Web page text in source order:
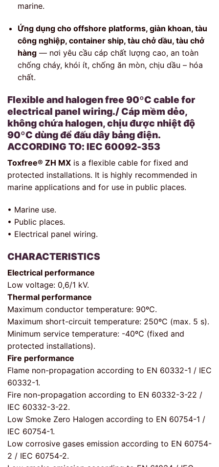
marine.
Ứng dụng cho offshore platforms, giàn khoan, tàu
công nghiệp, container ship, tàu chở dầu, tàu chở
hàng— nơi yêu cầu cáp chất lượng cao, an toàn
chống cháy, khói ít, chống ăn mòn, chịu dầu – hóa
chất.
Flexible and halogen free 90ºC cable for
electrical panel wiring./ Cáp mềm dẻo,
không chứa halogen, chịu được nhiệt độ
90ºC dùng để đấu dây bảng điện.
ACCORDING TO: IEC 60092-353
Toxfree® ZH MX is a flexible cable for fixed and
protected installations. It is highly recommended in
marine applications and for use in public places.
• Marine use.
• Public places.
• Electrical panel wiring.
CHARACTERISTICS
Electrical performance
Low voltage: 0,6/1 kV.
Thermal performance
Maximum conductor temperature: 90ºC.
Maximum short-circuit temperature: 250ºC (max. 5 s).
Minimum service temperature: -40ºC (fixed and
protected installations).
Fire performance
Flame non-propagation according to EN 60332-1 / IEC
60332-1.
Fire non-propagation according to EN 60332-3-22 /
IEC 60332-3-22.
Low Smoke Zero Halogen according to EN 60754-1 /
IEC 60754-1.
Low corrosive gases emission according to EN 60754-
2 / IEC 60754-2.